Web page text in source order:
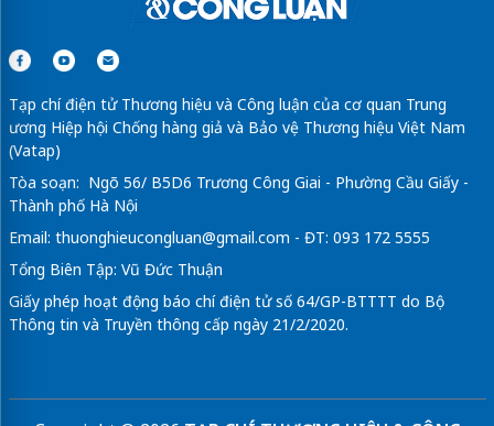
Tạp chí điện tử Thương hiệu và Công luận của cơ quan Trung
ương Hiệp hội Chống hàng giả và Bảo vệ Thương hiệu Việt Nam
(Vatap)
Tòa soạn: Ngõ 56/ B5D6 Trương Công Giai - Phường Cầu Giấy -
Thành phố Hà Nội
Email: thuonghieucongluan@gmail.com - ĐT: 093 172 5555
Tổng Biên Tập: Vũ Đức Thuận
Giấy phép hoạt động báo chí điện tử số 64/GP-BTTTT do Bộ
Thông tin và Truyền thông cấp ngày 21/2/2020.